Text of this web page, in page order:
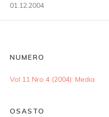
01.12.2004
NUMERO
Vol 11 Nro 4 (2004): Media
OSASTO